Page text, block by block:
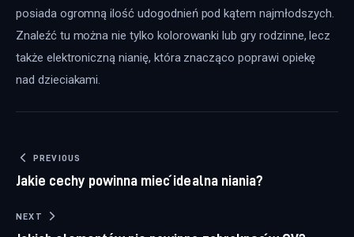
posiada ogromną ilość udogodnień pod kątem najmłodszych.
Znaleźć tu można nie tylko kolorowanki lub gry rodzinne, lecz
także elektroniczną nianię, która znacząco poprawi opiekę
nad dzieciakami.
Nawigacja wpisu
PREVIOUS
Jakie cechy powinna mieć idealna niania?
NEXT